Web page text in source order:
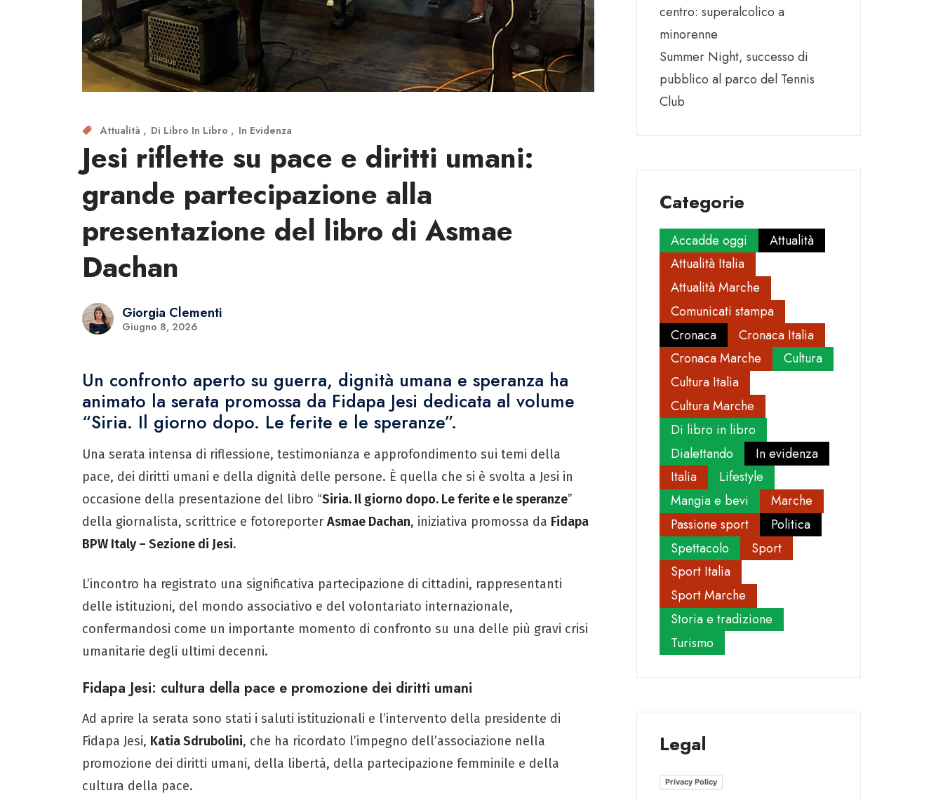
Attualità Di Libro In Libro In Evidenza
Jesi riflette su pace e diritti umani:
grande partecipazione alla
presentazione del libro di Asmae
Dachan
Giorgia Clementi
Giugno 8, 2026
Un confronto aperto su guerra, dignità umana e speranza ha
animato la serata promossa da Fidapa Jesi dedicata al volume
“Siria. Il giorno dopo. Le ferite e le speranze”.
Una serata intensa di riflessione, testimonianza e approfondimento sui temi della
pace, dei diritti umani e della dignità delle persone. È quella che si è svolta a Jesi in
occasione della presentazione del libro “Siria. Il giorno dopo. Le ferite e le speranze”
della giornalista, scrittrice e fotoreporter Asmae Dachan, iniziativa promossa da Fidapa
BPW Italy – Sezione di Jesi.
L’incontro ha registrato una significativa partecipazione di cittadini, rappresentanti
delle istituzioni, del mondo associativo e del volontariato internazionale,
confermandosi come un importante momento di confronto su una delle più gravi crisi
umanitarie degli ultimi decenni.
Fidapa Jesi: cultura della pace e promozione dei diritti umani
Ad aprire la serata sono stati i saluti istituzionali e l’intervento della presidente di
Fidapa Jesi, Katia Sdrubolini, che ha ricordato l’impegno dell’associazione nella
promozione dei diritti umani, della libertà, della partecipazione femminile e della
cultura della pace.
centro: superalcolico a
minorenne
Summer Night, successo di
pubblico al parco del Tennis
Club
Categorie
Accadde oggi
Attualità
Attualità Italia
Attualità Marche
Comunicati stampa
Cronaca
Cronaca Italia
Cronaca Marche
Cultura
Cultura Italia
Cultura Marche
Di libro in libro
Dialettando
In evidenza
Italia
Lifestyle
Mangia e bevi
Marche
Passione sport
Politica
Spettacolo
Sport
Sport Italia
Sport Marche
Storia e tradizione
Turismo
Legal
Privacy Policy